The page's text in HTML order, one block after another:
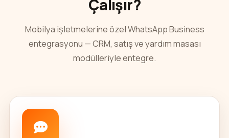
Çalışır?
Mobilya işletmelerine özel WhatsApp Business
entegrasyonu — CRM, satış ve yardım masası
modülleriyle entegre.